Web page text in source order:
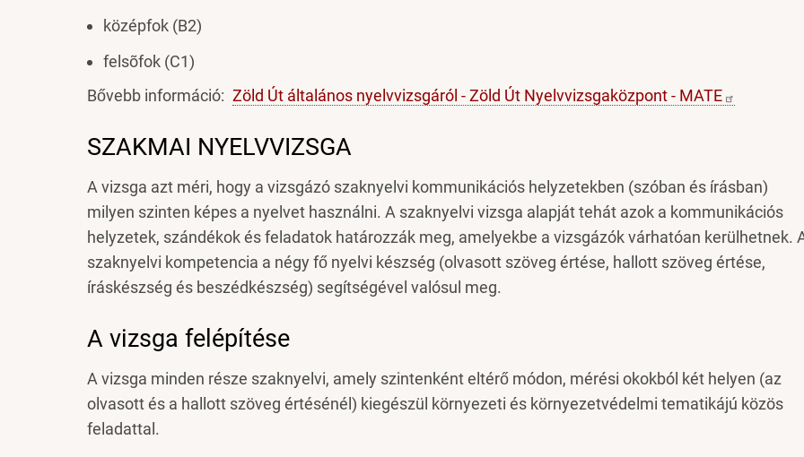
középfok (B2)
felsõfok (C1)
Bővebb információ: Zöld Út általános nyelvvizsgáról - Zöld Út Nyelvvizsgaközpont - MATE
SZAKMAI NYELVVIZSGA
A vizsga azt méri, hogy a vizsgázó szaknyelvi kommunikációs helyzetekben (szóban és írásban)
milyen szinten képes a nyelvet használni. A szaknyelvi vizsga alapját tehát azok a kommunikációs
helyzetek, szándékok és feladatok határozzák meg, amelyekbe a vizsgázók várhatóan kerülhetnek.
szaknyelvi kompetencia a négy fő nyelvi készség (olvasott szöveg értése, hallott szöveg értése,
íráskészség és beszédkészség) segítségével valósul meg.
A vizsga felépítése
A vizsga minden része szaknyelvi, amely szintenként eltérő módon, mérési okokból két helyen (az
olvasott és a hallott szöveg értésénél) kiegészül környezeti és környezetvédelmi tematikájú közös
feladattal.